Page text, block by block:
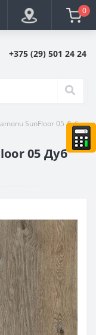
0
+375 (29) 501 24 24
SunFloor 05 Дуб
05 Дуб